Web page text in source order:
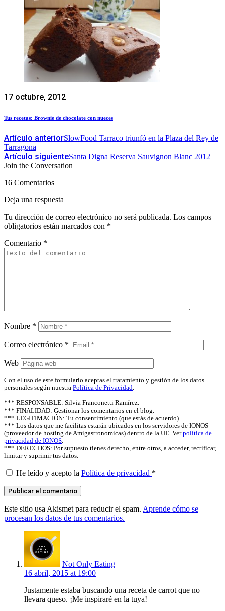
17 octubre, 2012
Tus recetas: Brownie de chocolate con nueces
Artículo anteriorSlowFood Tarraco triunfó en la Plaza del Rey de
Tarragona
Artículo siguienteSanta Digna Reserva Sauvignon Blanc 2012
Join the Conversation
16 Comentarios
Deja una respuesta
Tu dirección de correo electrónico no será publicada. Los campos
obligatorios están marcados con *
Comentario *
Nombre *
Correo electrónico *
Web
Con el uso de este formulario aceptas el tratamiento y gestión de los datos
personales según nuestra Política de Privacidad.
*** RESPONSABLE: Silvia Franconetti Ramírez.
*** FINALIDAD: Gestionar los comentarios en el blog.
*** LEGITIMACIÓN: Tu consentimiento (que estás de acuerdo)
*** Los datos que me facilitas estarán ubicados en los servidores de IONOS
(proveedor de hosting de Amigastronomicas) dentro de la UE. Verpolítica de
privacidad de IONOS.
*** DERECHOS: Por supuesto tienes derecho, entre otros, a acceder, rectificar,
limitar y suprimir tus datos.
He leído y acepto la Política de privacidad *
Este sitio usa Akismet para reducir el spam. Aprende cómo se
procesan los datos de tus comentarios.
Not Only Eating
16 abril, 2015 at 19:00
Justamente estaba buscando una receta de carrot que no
llevara queso. ¡Me inspiraré en la tuya!